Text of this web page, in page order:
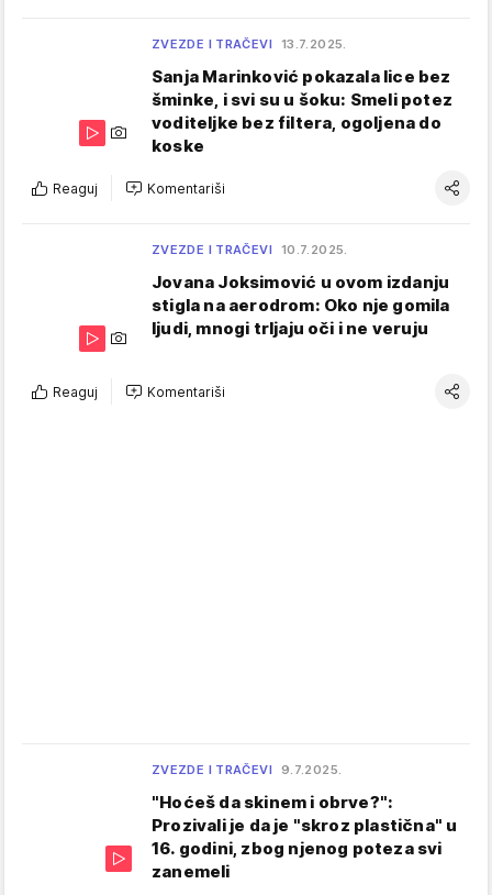
ZVEZDE I TRAČEVI 13.7.2025.
Sanja Marinković pokazala lice bez
šminke, i svi su u šoku: Smeli potez
voditeljke bez filtera, ogoljena do
koske
Reaguj Komentariši
ZVEZDE I TRAČEVI 10.7.2025.
Jovana Joksimović u ovom izdanju
stigla na aerodrom: Oko nje gomila
ljudi, mnogi trljaju oči i ne veruju
Reaguj Komentariši
ZVEZDE I TRAČEVI 9.7.2025.
"Hoćeš da skinem i obrve?":
Prozivali je da je "skroz plastična" u
16. godini, zbog njenog poteza svi
zanemeli